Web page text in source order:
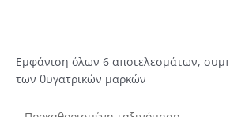
Εμφάνιση όλων 6 αποτελεσμάτων,
των θυγατρικών μαρκών